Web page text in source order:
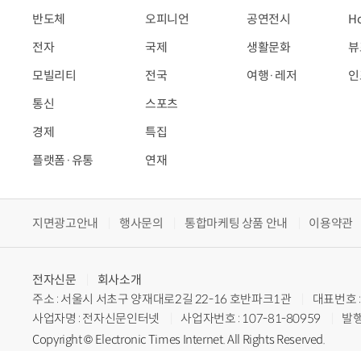
반도체
전자
모빌리티
통신
경제
플랫폼·유통
오피니언
국제
전국
스포츠
특집
연재
공연전시
생활문화
여행·레저
지면광고안내 행사문의 통합마케팅 상품 안내 이용약관
전자신문
회사소개
주소 : 서울시 서초구 양재대로2길 22-16 호반파크1관
대표번
사업자명 : 전자신문인터넷
사업자번호 : 107-81-80959
발
Copyright © Electronic Times Internet. All Rights Reserved.